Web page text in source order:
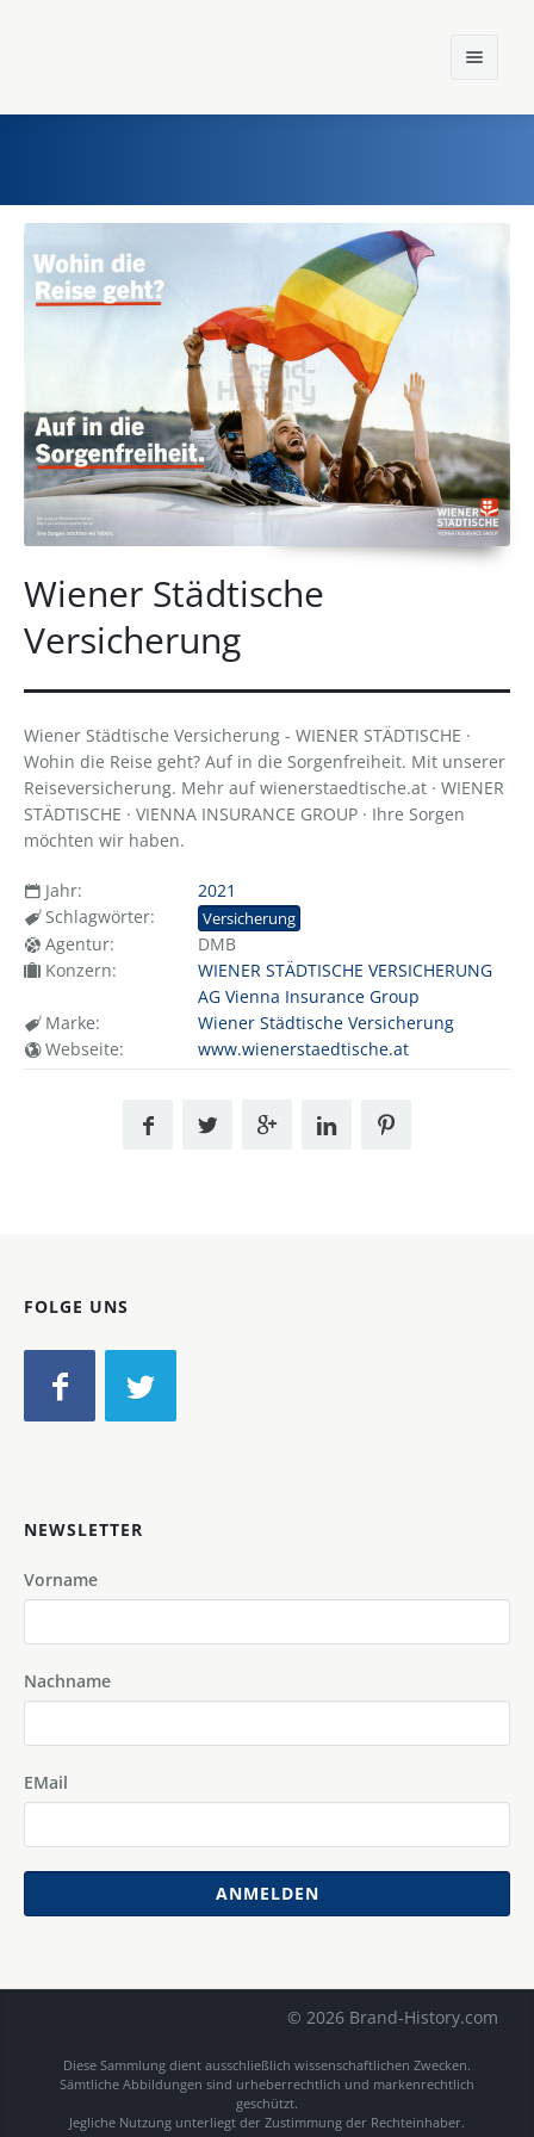
Home
Einst und Heute
Epoche
Wiener Städtische
Versicherung
Wiener Städtische Versicherung - WIENER STÄDTISCHE ·
Wohin die Reise geht? Auf in die Sorgenfreiheit. Mit unserer
Reiseversicherung. Mehr auf wienerstaedtische.at · WIENER
STÄDTISCHE · VIENNA INSURANCE GROUP · Ihre Sorgen
möchten wir haben.
Jahr:
2021
Schlagwörter:
Versicherung
Agentur:
DMB
Konzern:
WIENER STÄDTISCHE VERSICHERUNG
AG Vienna Insurance Group
Marke:
Wiener Städtische Versicherung
Webseite:
www.wienerstaedtische.at
FOLGE UNS
NEWSLETTER
Vorname
Nachname
EMail
ANMELDEN
© 2026 Brand-History.com
Diese Sammlung dient ausschließlich wissenschaftlichen Zwecken.
Sämtliche Abbildungen sind urheberrechtlich und markenrechtlich
geschützt.
Jegliche Nutzung unterliegt der Zustimmung der Rechteinhaber.